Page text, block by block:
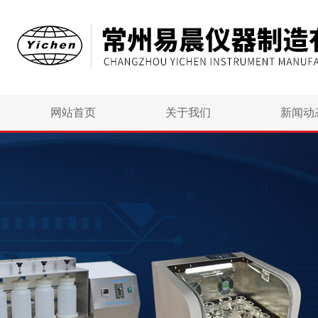
网站首页 关于我们 新闻动